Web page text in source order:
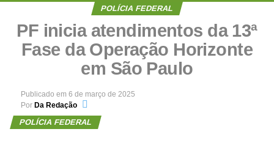
POLÍCIA FEDERAL
PF inicia atendimentos da 13ª
Fase da Operação Horizonte
em São Paulo
Publicado em 6 de março de 2025
Por Da Redação
POLÍCIA FEDERAL